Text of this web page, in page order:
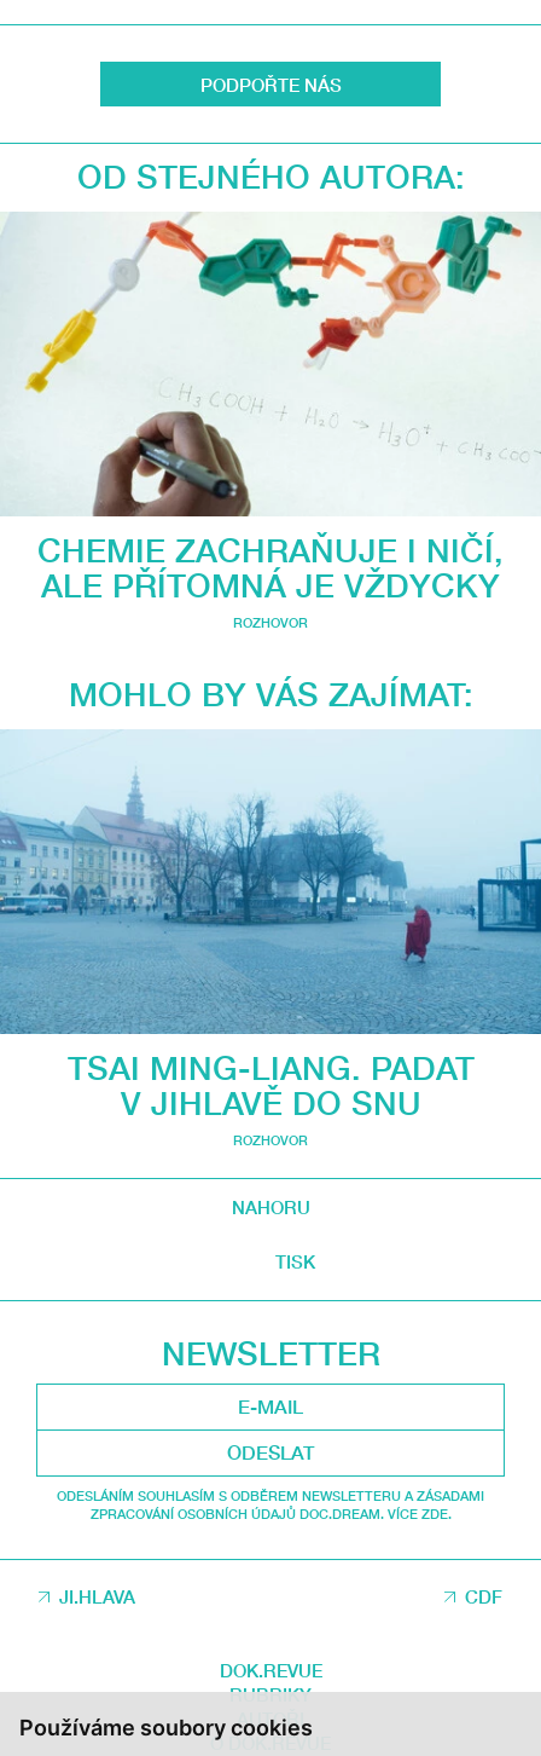
Používáme soubory cookies
PODPOŘTE NÁS
OD STEJNÉHO AUTORA:
CHEMIE ZACHRAŇUJE I NIČÍ,
ALE PŘÍTOMNÁ JE VŽDYCKY
ROZHOVOR
MOHLO BY VÁS ZAJÍMAT:
TSAI MING-LIANG. PADAT
V JIHLAVĚ DO SNU
ROZHOVOR
NAHORU
TISK
NEWSLETTER
ODESLAT
ODESLÁNÍM SOUHLASÍM S ODBĚREM NEWSLETTERU A ZÁSADAMI
ZPRACOVÁNÍ OSOBNÍCH ÚDAJŮ DOC.DREAM. VÍCE ZDE.
JI.HLAVA CDF
DOK.REVUE
RUBRIKY
AUTOŘI
O DOK.REVUE